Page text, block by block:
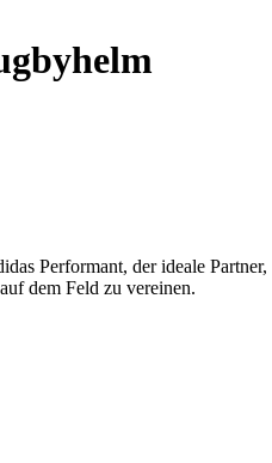
Performant, der ideale Partner,
dem Feld zu vereinen.